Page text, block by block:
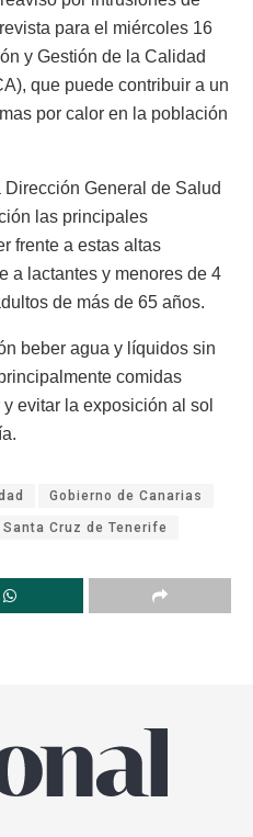
para el miércoles 16
y Gestión de la Calidad
que puede contribuir a un
por calor en la población
General de Salud
las principales
frente a estas altas
a lactantes y menores de 4
de más de 65 años.
beber agua y líquidos sin
comidas
evitar la exposición al sol
Gobierno de Canarias
Santa Cruz de Tenerife